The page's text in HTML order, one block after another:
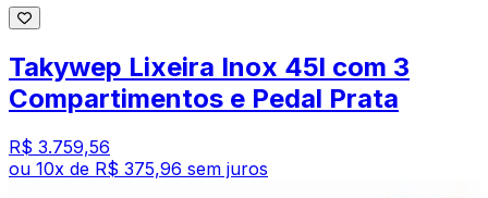
Takywep Lixeira Inox 45l com 3
Compartimentos e Pedal Prata
R$ 3.759,56
ou 10x de R$ 375,96 sem juros